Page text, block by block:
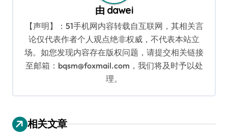
由 dawei
【声明】：51手机网内容转载自互联网，其相关言
论仅代表作者个人观点绝非权威，不代表本站立
场。如您发现内容存在版权问题，请提交相关链接
至邮箱：bqsm@foxmail.com，我们将及时予以处
理。
相关文章